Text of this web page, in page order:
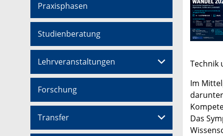
Praxisphasen
Studienberatung
Lehrveranstaltungen
Forschung
Transfer
Technik
Im
Das